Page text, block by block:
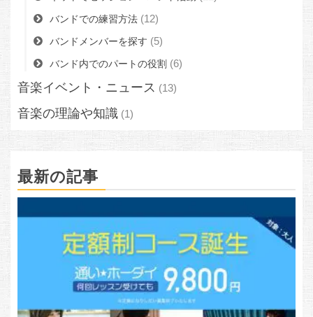
バンドでの練習方法 (12)
バンドメンバーを探す (5)
バンド内でのパートの役割 (6)
音楽イベント・ニュース (13)
音楽の理論や知識 (1)
最新の記事